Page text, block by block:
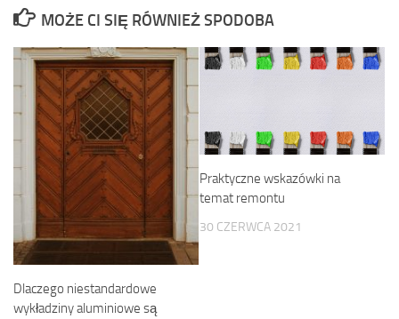
MOŻE CI SIĘ RÓWNIEŻ SPODOBA
Dlaczego niestandardowe
wykładziny aluminiowe są
Praktyczne wskazówki na
temat remontu
30 CZERWCA 2021